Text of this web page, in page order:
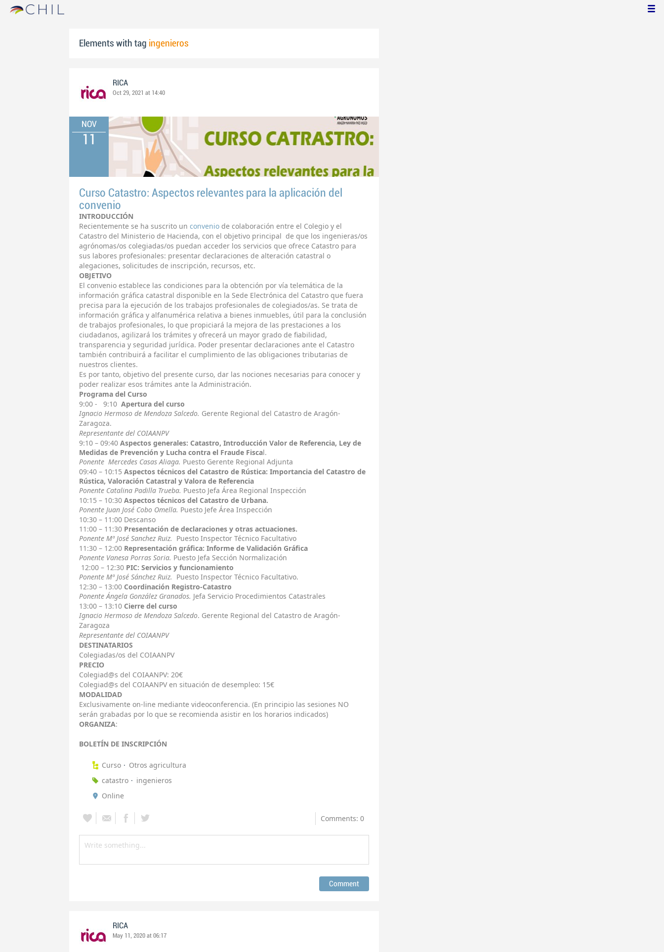
Elements with tag ingenieros
RICA
Oct 29, 2021 at 14:40
NOV
11
Curso Catastro: Aspectos relevantes para la aplicación del
convenio
INTRODUCCIÓN
Recientemente se ha suscrito un convenio de colaboración entre el Colegio y el
Catastro del Ministerio de Hacienda, con el objetivo principal de que los ingenieras/os
agrónomas/os colegiadas/os puedan acceder los servicios que ofrece Catastro para
sus labores profesionales: presentar declaraciones de alteración catastral o
alegaciones, solicitudes de inscripción, recursos, etc.
OBJETIVO
El convenio establece las condiciones para la obtención por vía telemática de la
información gráfica catastral disponible en la Sede Electrónica del Catastro que fuera
precisa para la ejecución de los trabajos profesionales de colegiados/as. Se trata de
información gráfica y alfanumérica relativa a bienes inmuebles, útil para la conclusión
de trabajos profesionales, lo que propiciará la mejora de las prestaciones a los
ciudadanos, agilizará los trámites y ofrecerá un mayor grado de fiabilidad,
transparencia y seguridad jurídica. Poder presentar declaraciones ante el Catastro
también contribuirá a facilitar el cumplimiento de las obligaciones tributarias de
nuestros clientes.
Es por tanto, objetivo del presente curso, dar las nociones necesarias para conocer y
poder realizar esos trámites ante la Administración.
Programa del Curso
9:00 - 9:10 Apertura del curso
Ignacio Hermoso de Mendoza Salcedo. Gerente Regional del Catastro de Aragón-
Zaragoza.
Representante del COIAANPV
9:10 – 09:40 Aspectos generales: Catastro, Introducción Valor de Referencia, Ley de
Medidas de Prevención y Lucha contra el Fraude Fiscal.
Ponente Mercedes Casas Aliaga. Puesto Gerente Regional Adjunta
09:40 – 10:15 Aspectos técnicos del Catastro de Rústica: Importancia del Catastro de
Rústica, Valoración Catastral y Valora de Referencia
Ponente Catalina Padilla Trueba. Puesto Jefa Área Regional Inspección
10:15 – 10:30 Aspectos técnicos del Catastro de Urbana.
Ponente Juan José Cobo Omella. Puesto Jefe Área Inspección
10:30 – 11:00 Descanso
11:00 – 11:30 Presentación de declaraciones y otras actuaciones.
Ponente Mª José Sanchez Ruiz. Puesto Inspector Técnico Facultativo
11:30 – 12:00 Representación gráfica: Informe de Validación Gráfica
Ponente Vanesa Porras Soria. Puesto Jefa Sección Normalización
12:00 – 12:30 PIC: Servicios y funcionamiento
Ponente Mª José Sánchez Ruiz. Puesto Inspector Técnico Facultativo.
12:30 – 13:00 Coordinación Registro-Catastro
Ponente Ángela González Granados. Jefa Servicio Procedimientos Catastrales
13:00 – 13:10 Cierre del curso
Ignacio Hermoso de Mendoza Salcedo. Gerente Regional del Catastro de Aragón-
Zaragoza
Representante del COIAANPV
DESTINATARIOS
Colegiadas/os del COIAANPV
PRECIO
Colegiad@s del COIAANPV: 20€
Colegiad@s del COIAANPV en situación de desempleo: 15€
MODALIDAD
Exclusivamente on-line mediante videoconferencia. (En principio las sesiones NO
serán grabadas por lo que se recomienda asistir en los horarios indicados)
ORGANIZA:
BOLETÍN DE INSCRIPCIÓN
Curso
Otros agricultura
catastro
ingenieros
Online
Comments: 0
RICA
May 11, 2020 at 06:17